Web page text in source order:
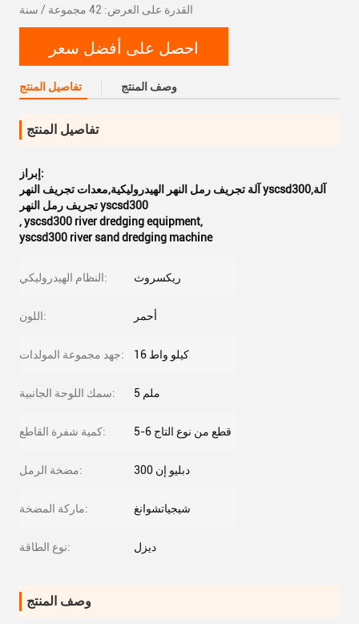
القدرة على العرض: 42 مجموعة / سنة
احصل على أفضل سعر
تفاصيل المنتج وصف المنتج
تفاصيل المنتج
إبراز:
آلة تجريف رمل النهر الهيدروليكية,معدات تجريف النهر yscsd300,آلة
تجريف رمل النهر yscsd300
,yscsd300 river dredging equipment,
yscsd300 river sand dredging machine
النظام الهيدروليكي: ريكسروث
اللون: أحمر
جهد مجموعة المولدات: 16 كيلو واط
سمك اللوحة الجانبية: 5 ملم
كمية شفرة القاطع: 5-6 قطع من نوع التاج
مضخة الرمل: دبليو إن 300
ماركة المضخة: شيجياتشوانغ
نوع الطاقة: ديزل
وصف المنتج